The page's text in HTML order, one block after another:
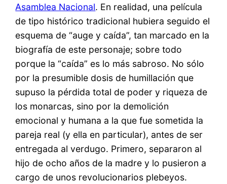
Asamblea Nacional. En realidad, una película
de tipo histórico tradicional hubiera seguido el
esquema de “auge y caída”, tan marcado en la
biografía de este personaje; sobre todo
porque la “caída” es lo más sabroso. No sólo
por la presumible dosis de humillación que
supuso la pérdida total de poder y riqueza de
los monarcas, sino por la demolición
emocional y humana a la que fue sometida la
pareja real (y ella en particular), antes de ser
entregada al verdugo. Primero, separaron al
hijo de ocho años de la madre y lo pusieron a
cargo de unos revolucionarios plebeyos.